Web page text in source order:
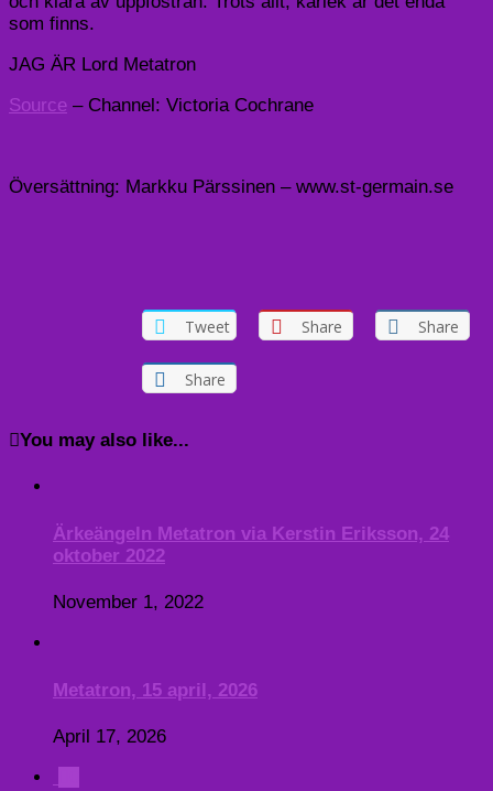
som finns.
JAG ÄR Lord Metatron
Source – Channel: Victoria Cochrane
Översättning: Markku Pärssinen – www.st-germain.se
Tweet Share Share
Share
You may also like...
Ärkeängeln Metatron via Kerstin Eriksson, 24
oktober 2022
November 1, 2022
Metatron, 15 april, 2026
April 17, 2026